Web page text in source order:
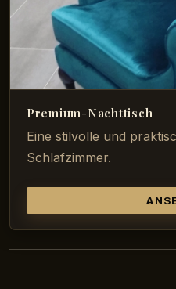
Premium-Nachttisch
Eine stilvolle und
Schlafzimmer.